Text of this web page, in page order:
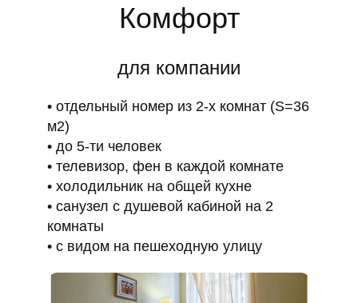
Комфорт
для компании
отдельный номер из 2-х комнат (S=36
м2)
до 5-ти человек
телевизор, фен в каждой комнате
холодильник на общей кухне
санузел с душевой кабиной на 2
комнаты
с видом на пешеходную улицу